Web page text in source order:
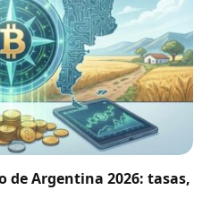
de Argentina 2026: tasas,